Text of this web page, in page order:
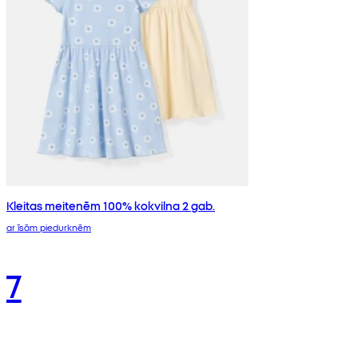
Kleitas meitenēm 100% kokvilna 2 gab.
ar īsām piedurknēm
7